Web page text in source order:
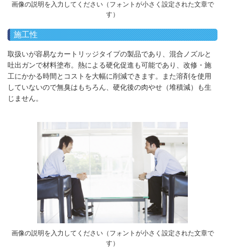
画像の説明を入力してください（フォントが小さく設定された文章で
す）
施工性
取扱いが容易なカートリッジタイプの製品であり、混合ノズルと
吐出ガンで材料塗布。熱による硬化促進も可能であり、改修・施
工にかかる時間とコストを大幅に削減できます。また溶剤を使用
していないので無臭はもちろん、硬化後の肉やせ（堆積減）も生
じません。
画像の説明を入力してください（フォントが小さく設定された文章で
す）